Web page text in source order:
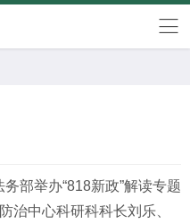
部举办“818新政”解读专题
治中心科研科科长刘乐、